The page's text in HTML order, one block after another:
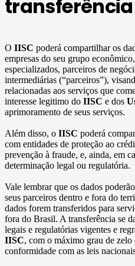
O IISC poderá compartilhar os
empresas do seu grupo
especializados, parceiros de
intermediárias (“parceiros”),
relacionadas aos serviços que
interesse legitimo do IISC e dos
aprimoramento de seus serviços.
Além disso, o IISC poderá
com entidades de proteção ao
prevenção à fraude, e, ainda, em
determinação legal ou regulatória.
Vale lembrar que os dados
seus parceiros dentro e fora do
dados forem transferidos para
fora do Brasil. A transferência se
legais e regulatórias vigentes e
IISC, com o máximo grau de
conformidade com as leis